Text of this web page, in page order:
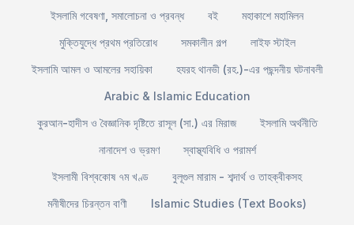
ইসলামি গবেষণা, সমালোচনা ও প্রবন্ধ
বই
মহাকাশে মহামিলন
মুক্তিযুদ্ধে প্রথম প্রতিরোধ
সমকালীন গল্প
লাইফ স্টাইল
ইসলামি আমল ও আমলের সহায়িকা
হযরহ থানভী (রহ.)-এর পছন্দনীয় ঘটনাবলী
Arabic & Islamic Education
কুরআন-হাদীস ও বৈজ্ঞানিক দৃষ্টিতে রাসূল (সা.) এর মিরাজ
ইসলামি অর্থনীতি
নানাদেশ ও ভ্রমণ
স্বাস্থ্যবিধি ও পরামর্শ
ইসলামী বিশ্বকোষ ৭ম খণ্ড
বুলূগুল মারাম - শব্দার্থ ও তাহক্বীকসহ
মনীষীদের চিরন্তন বাণী
Islamic Studies (Text Books)